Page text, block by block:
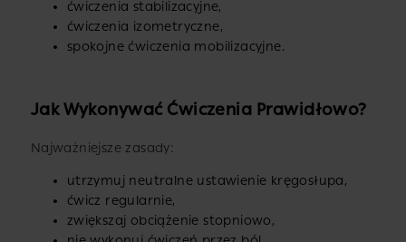
ćwiczenia stabilizacyjne,
ćwiczenia izometryczne,
spokojne ćwiczenia mobilizacyjne.
Jak Wykonywać Ćwiczenia Prawidłowo?
Najważniejsze zasady:
utrzymuj neutralne ustawienie kręgosłupa,
ćwicz regularnie,
zwiększaj obciążenie stopniowo,